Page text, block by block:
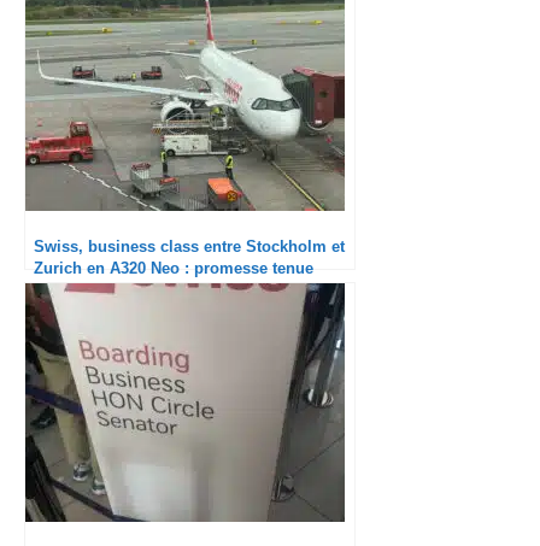
Swiss, business class entre Stockholm et
Zurich en A320 Neo : promesse tenue